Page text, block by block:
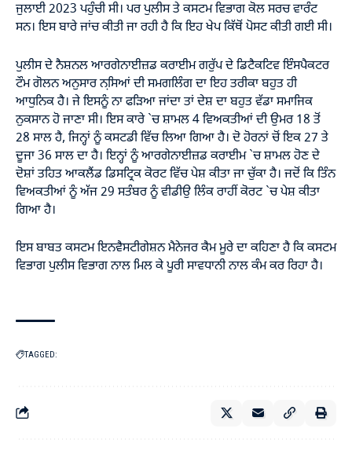
ਜੁਲਾਈ 2023 ਪਹੁੰਚੀ ਸੀ। ਪਰ ਪੁਲੀਸ ਤੇ ਕਸਟਮ ਵਿਭਾਗ ਕੋਲ ਸਰਚ ਵਾਰੰਟ
ਸਨ। ਇਸ ਬਾਰੇ ਜਾਂਚ ਕੀਤੀ ਜਾ ਰਹੀ ਹੈ ਕਿ ਇਹ ਖੇਪ ਕਿੱਥੋਂ ਪੋਸਟ ਕੀਤੀ ਗਈ ਸੀ।
ਪੁਲੀਸ ਦੇ ਨੈਸ਼ਨਲ ਆਰਗੇਨਾਈਜ਼ਡ ਕਰਾਈਮ ਗਰੁੱਪ ਦੇ ਡਿਟੈਕਟਿਵ ਇੰਸਪੈਕਟਰ
ਟੌਮ ਗੋਲਨ ਅਨੁਸਾਰ ਨਸਿ਼ਆਂ ਦੀ ਸਮਗਲਿੰਗ ਦਾ ਇਹ ਤਰੀਕਾ ਬਹੁਤ ਹੀ
ਆਧੁਨਿਕ ਹੈ। ਜੇ ਇਸਨੂੰ ਨਾ ਫੜਿਆ ਜਾਂਦਾ ਤਾਂ ਦੇਸ਼ ਦਾ ਬਹੁਤ ਵੱਡਾ ਸਮਾਜਿਕ
ਨੁਕਸਾਨ ਹੋ ਜਾਣਾ ਸੀ। ਇਸ ਕਾਰੇ `ਚ ਸ਼ਾਮਲ 4 ਵਿਅਕਤੀਆਂ ਦੀ ਉਮਰ 18 ਤੋਂ
28 ਸਾਲ ਹੈ, ਜਿਨ੍ਹਾਂ ਨੂੰ ਕਸਟਡੀ ਵਿੱਚ ਲਿਆ ਗਿਆ ਹੈ। ਦੋ ਹੋਰਨਾਂ ਚੋਂ ਇਕ 27 ਤੇ
ਦੂਜਾ 36 ਸਾਲ ਦਾ ਹੈ। ਇਨ੍ਹਾਂ ਨੂੰ ਆਰਗੇਨਾਈਜ਼ਡ ਕਰਾਈਮ `ਚ ਸ਼ਾਮਲ ਹੋਣ ਦੇ
ਦੋਸ਼ਾਂ ਤਹਿਤ ਆਕਲੈਂਡ ਡਿਸਟ੍ਰਿਕ ਕੋਰਟ ਵਿੱਚ ਪੇਸ਼ ਕੀਤਾ ਜਾ ਚੁੱਕਾ ਹੈ। ਜਦੋਂ ਕਿ ਤਿੰਨ
ਵਿਅਕਤੀਆਂ ਨੂੰ ਅੱਜ 29 ਸਤੰਬਰ ਨੂੰ ਵੀਡੀਉ ਲਿੰਕ ਰਾਹੀਂ ਕੋਰਟ `ਚ ਪੇਸ਼ ਕੀਤਾ
ਗਿਆ ਹੈ।
ਇਸ ਬਾਬਤ ਕਸਟਮ ਇਨਵੈਸਟੀਗੇਸ਼ਨ ਮੈਨੇਜਰ ਕੈਮ ਮੂਰੇ ਦਾ ਕਹਿਣਾ ਹੈ ਕਿ ਕਸਟਮ
ਵਿਭਾਗ ਪੁਲੀਸ ਵਿਭਾਗ ਨਾਲ ਮਿਲ ਕੇ ਪੂਰੀ ਸਾਵਧਾਨੀ ਨਾਲ ਕੰਮ ਕਰ ਰਿਹਾ ਹੈ।
TAGGED: